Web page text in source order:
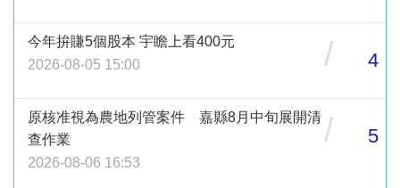
今年拚賺5個股本 宇瞻上看400元
2026-08-05 15:00
/ 4
原核准視為農地列管案件 嘉縣8月中旬展開清
查作業
2026-08-06 16:53
/ 5